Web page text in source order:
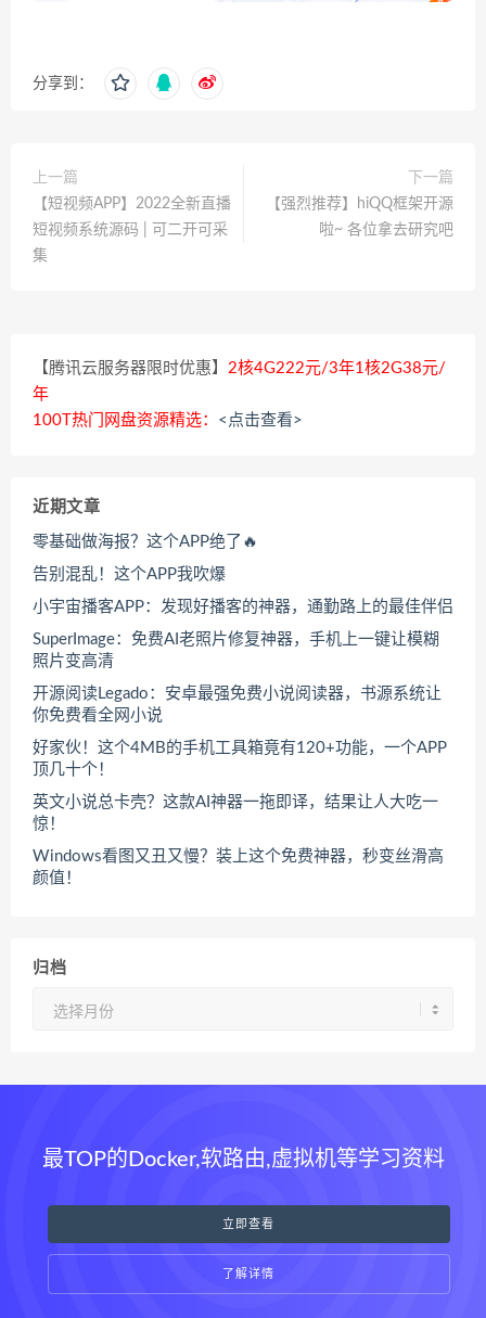
分享到：
上一篇
【短视频APP】2022全新直播
短视频系统源码 | 可二开可采
集
下一篇
【强烈推荐】hiQQ框架开源
啦~ 各位拿去研究吧
【腾讯云服务器限时优惠】 2核4G222元/3年1核2G38元/
年
100T热门网盘资源精选： <点击查看>
近期文章
零基础做海报？这个APP绝了🔥
告别混乱！这个APP我吹爆
小宇宙播客APP：发现好播客的神器，通勤路上的最佳伴侣
SuperImage：免费AI老照片修复神器，手机上一键让模糊
照片变高清
开源阅读Legado：安卓最强免费小说阅读器，书源系统让
你免费看全网小说
好家伙！这个4MB的手机工具箱竟有120+功能，一个APP
顶几十个！
英文小说总卡壳？这款AI神器一拖即译，结果让人大吃一
惊！
Windows看图又丑又慢？装上这个免费神器，秒变丝滑高
颜值！
归档
最TOP的Docker,软路由,虚拟机等学习资料
立即查看
了解详情